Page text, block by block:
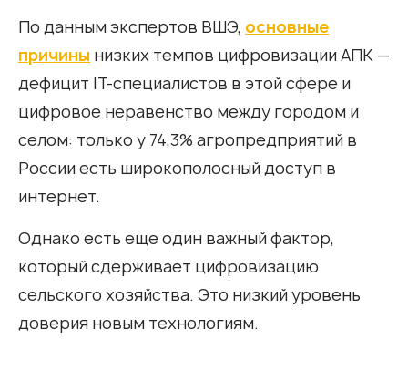
По данным экспертов ВШЭ, основные
причины низких темпов цифровизации АПК —
дефицит IT-специалистов в этой сфере и
цифровое неравенство между городом и
селом: только у 74,3% агропредприятий в
России есть широкополосный доступ в
интернет.
Однако есть еще один важный фактор,
который сдерживает цифровизацию
сельского хозяйства. Это низкий уровень
доверия новым технологиям.